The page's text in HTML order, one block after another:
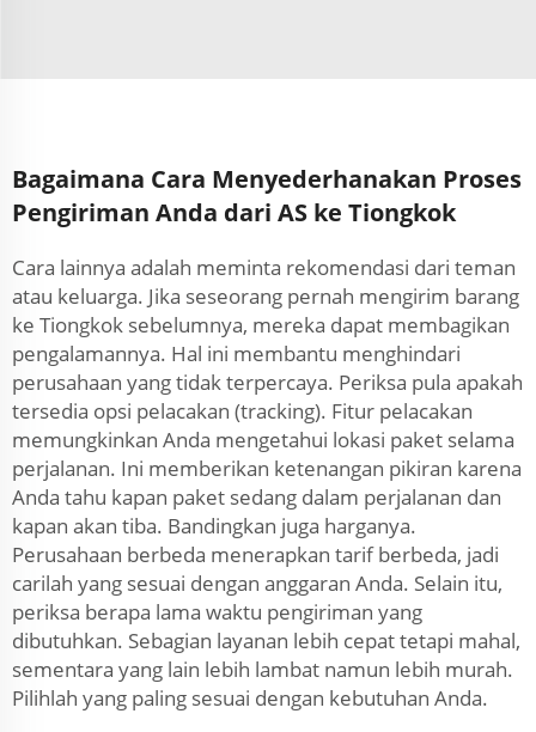
Bagaimana Cara Menyederhanakan Proses
Pengiriman Anda dari AS ke Tiongkok
Cara lainnya adalah meminta rekomendasi dari teman
atau keluarga. Jika seseorang pernah mengirim barang
ke Tiongkok sebelumnya, mereka dapat membagikan
pengalamannya. Hal ini membantu menghindari
perusahaan yang tidak terpercaya. Periksa pula apakah
tersedia opsi pelacakan (tracking). Fitur pelacakan
memungkinkan Anda mengetahui lokasi paket selama
perjalanan. Ini memberikan ketenangan pikiran karena
Anda tahu kapan paket sedang dalam perjalanan dan
kapan akan tiba. Bandingkan juga harganya.
Perusahaan berbeda menerapkan tarif berbeda, jadi
carilah yang sesuai dengan anggaran Anda. Selain itu,
periksa berapa lama waktu pengiriman yang
dibutuhkan. Sebagian layanan lebih cepat tetapi mahal,
sementara yang lain lebih lambat namun lebih murah.
Pilihlah yang paling sesuai dengan kebutuhan Anda.